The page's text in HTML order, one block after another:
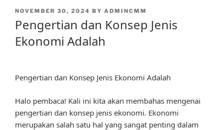
POSTED
NOVEMBER 30, 2024 BY ADMINCMM
Pengertian dan Konsep Jenis
Ekonomi Adalah
Pengertian dan Konsep Jenis Ekonomi Adalah
Halo pembaca! Kali ini kita akan membahas mengenai
pengertian dan konsep jenis ekonomi. Ekonomi
merupakan salah satu hal yang sangat penting dalam